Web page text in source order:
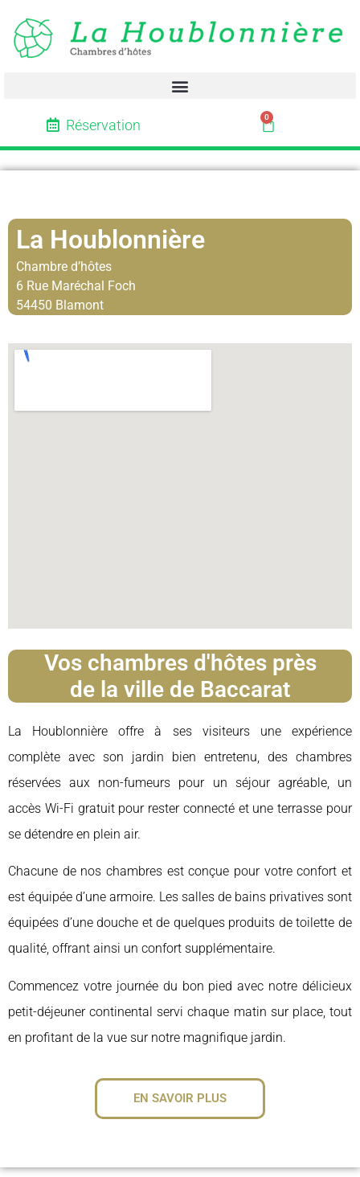
Réservation 0
La Houblonnière
Chambre d’hôtes
6 Rue Maréchal Foch
54450 Blamont
Vos chambres d'hôtes près
de la ville de Baccarat
La Houblonnière offre à ses visiteurs une expérience
complète avec son jardin bien entretenu, des chambres
réservées aux non-fumeurs pour un séjour agréable, un
accès Wi-Fi gratuit pour rester connecté et une terrasse pour
se détendre en plein air.
Chacune de nos chambres est conçue pour votre confort et
est équipée d’une armoire. Les salles de bains privatives sont
équipées d’une douche et de quelques produits de toilette de
qualité, offrant ainsi un confort supplémentaire.
Commencez votre journée du bon pied avec notre délicieux
petit-déjeuner continental servi chaque matin sur place, tout
en profitant de la vue sur notre magnifique jardin.
EN SAVOIR PLUS